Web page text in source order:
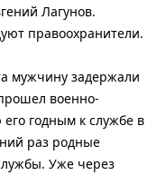
Лагунов.
правоохранители.
мужчину задержали
военно-
годным к службе в
раз родные
Уже через